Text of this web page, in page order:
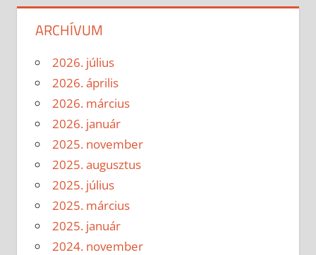
ARCHÍVUM
2026. július
2026. április
2026. március
2026. január
2025. november
2025. augusztus
2025. július
2025. március
2025. január
2024. november